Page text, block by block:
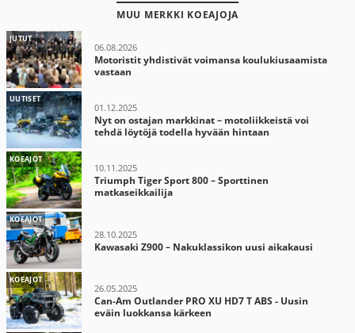
MUU MERKKI KOEAJOJA
JUTUT
06.08.2026
Motoristit yhdistivät voimansa koulukiusaamista
vastaan
UUTISET
01.12.2025
Nyt on ostajan markkinat – motoliikkeistä voi
tehdä löytöjä todella hyvään hintaan
KOEAJOT
10.11.2025
Triumph Tiger Sport 800 – Sporttinen
matkaseikkailija
KOEAJOT
28.10.2025
Kawasaki Z900 – Nakuklassikon uusi aikakausi
KOEAJOT
26.05.2025
Can-Am Outlander PRO XU HD7 T ABS - Uusin
eväin luokkansa kärkeen